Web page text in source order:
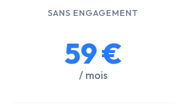
SANS ENGAGEMENT
59 €
/ mois